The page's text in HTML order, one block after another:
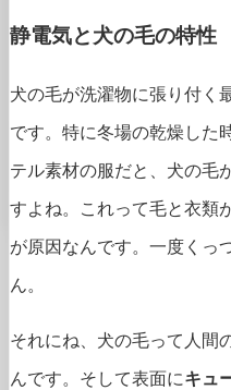
静電気と犬の毛の特性
犬の毛が洗濯物に張り付く
です。特に冬場の乾燥した
テル素材の服だと、犬の毛
すよね。これって毛と衣類
が原因なんです。一度くっ
ん。
それにね、犬の毛って人間
んです。そして表面にキュ